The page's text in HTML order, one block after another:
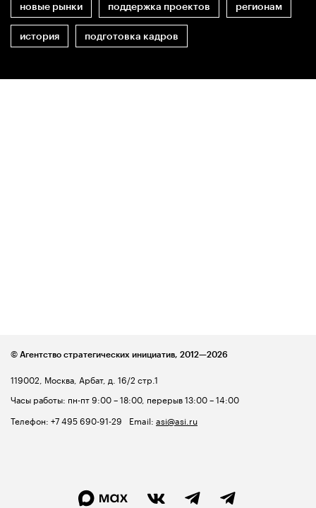
новые рынки поддержка проектов регионам
история подготовка кадров
119002, Москва, Арбат, д. 16/2 стр.1
Часы работы: пн-пт 9:00 – 18:00, перерыв 13:00 – 14:00
Телефон: +7 495 690-91-29 Email: asi@asi.ru
© Агентство стратегических инициатив, 2012—2026